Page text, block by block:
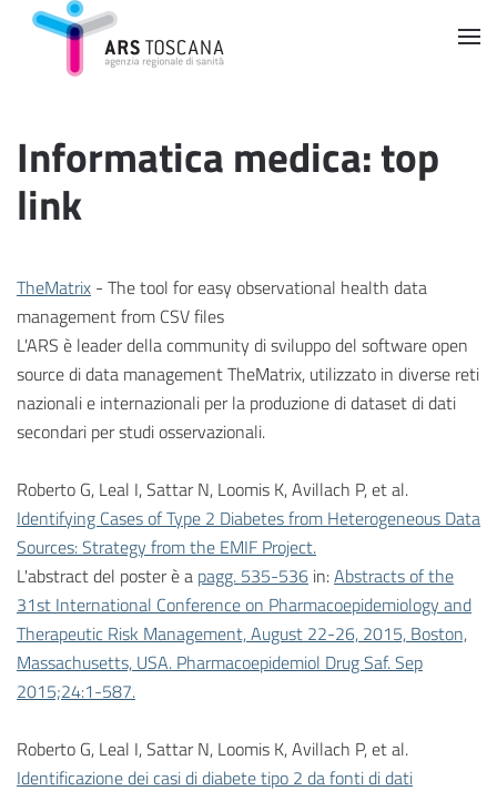
Informatica medica: top
link
TheMatrix - The tool for easy observational health data
management from CSV files
L'ARS è leader della community di sviluppo del software open
source di data management TheMatrix, utilizzato in diverse reti
nazionali e internazionali per la produzione di dataset di dati
secondari per studi osservazionali.
Roberto G, Leal I, Sattar N, Loomis K, Avillach P, et al.
Identifying Cases of Type 2 Diabetes from Heterogeneous Data
Sources: Strategy from the EMIF Project.
L'abstract del poster è a pagg. 535-536 in:Abstracts of the
31st International Conference on Pharmacoepidemiology and
Therapeutic Risk Management, August 22-26, 2015, Boston,
Massachusetts, USA. Pharmacoepidemiol Drug Saf. Sep
2015;24:1-587.
Roberto G, Leal I, Sattar N, Loomis K, Avillach P, et al.
Identificazione dei casi di diabete tipo 2 da fonti di dati